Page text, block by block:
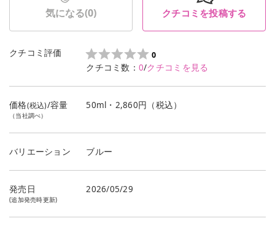
気になる(0) クチコミを投稿する
クチコミ評価 0
クチコミ数： 0/クチコミを見る
価格(税込)/容量
（当社調べ）
50ml・2,860円（税込）
バリエーション ブルー
発売日
(追加発売時更新)
2026/05/29